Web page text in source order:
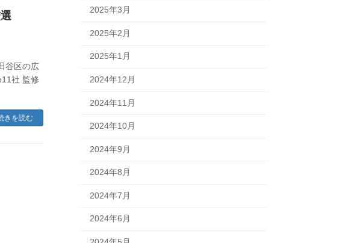
谷区の広
社 監修
きを読む
2025年3月
2025年2月
2025年1月
2024年12月
2024年11月
2024年10月
2024年9月
2024年8月
2024年7月
2024年6月